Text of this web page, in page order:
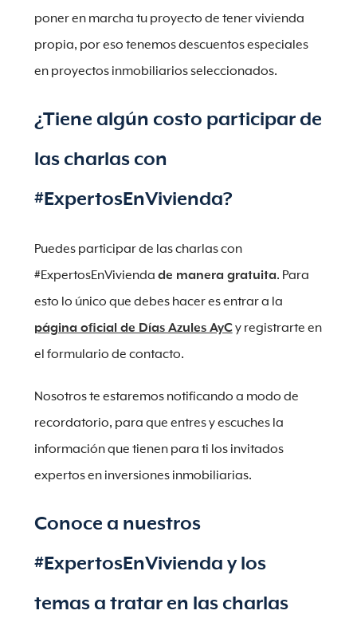
poner en marcha tu proyecto de tener vivienda
propia, por eso tenemos descuentos especiales
en proyectos inmobiliarios seleccionados.
¿Tiene algún costo participar de
las charlas con
#ExpertosEnVivienda?
Puedes participar de las charlas con
#ExpertosEnVivienda de manera gratuita. Para
esto lo único que debes hacer es entrar a la
página oficial de Días Azules AyCy registrarte en
el formulario de contacto.
Nosotros te estaremos notificando a modo de
recordatorio, para que entres y escuches la
información que tienen para ti los invitados
expertos en inversiones inmobiliarias.
Conoce a nuestros
#ExpertosEnVivienda y los
temas a tratar en las charlas